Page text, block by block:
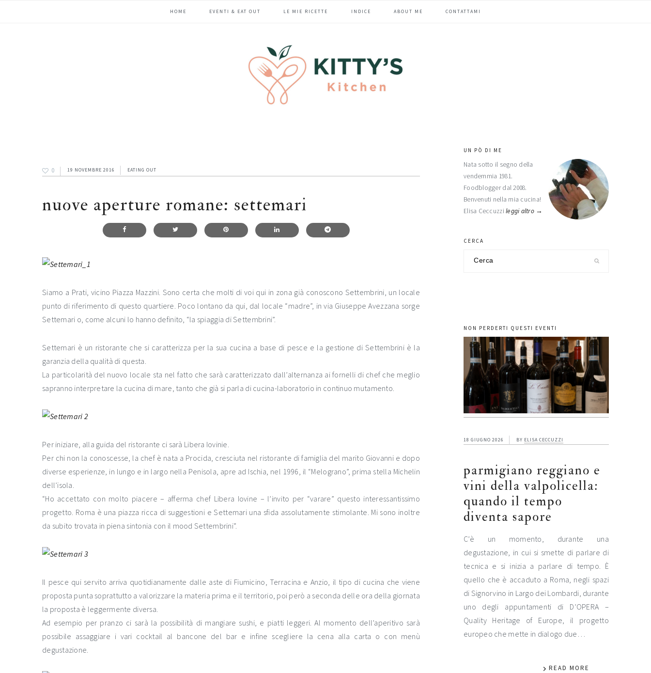
HOME EVENTI & EAT OUT LE MIE RICETTE INDICE ABOUT ME CONTATTAMI
0 19 NOVEMBRE 2016 EATING OUT
nuove aperture romane: settemari
Siamo a Prati, vicino Piazza Mazzini. Sono certa che molti di voi qui in zona già conoscono Settembrini, un locale
punto di riferimento di questo quartiere. Poco lontano da qui, dal locale “madre”, in via Giuseppe Avezzana sorge
Settemari o, come alcuni lo hanno definito, “la spiaggia di Settembrini”.
Settemari è un ristorante che si caratterizza per la sua cucina a base di pesce e la gestione di Settembrini è la
garanzia della qualità di questa.
La particolarità del nuovo locale sta nel fatto che sarà caratterizzato dall’alternanza ai fornelli di chef che meglio
sapranno interpretare la cucina di mare, tanto che già si parla di cucina-laboratorio in continuo mutamento.
Per iniziare, alla guida del ristorante ci sarà Libera Iovinie.
Per chi non la conoscesse, la chef è nata a Procida, cresciuta nel ristorante di famiglia del marito Giovanni e dopo
diverse esperienze, in lungo e in largo nella Penisola, apre ad Ischia, nel 1996, il “Melograno”, prima stella Michelin
dell’isola.
“Ho accettato con molto piacere – afferma chef Libera Iovine – l’invito per “varare” questo interessantissimo
progetto. Roma è una piazza ricca di suggestioni e Settemari una sfida assolutamente stimolante. Mi sono inoltre
da subito trovata in piena sintonia con il mood Settembrini”.
Il pesce qui servito arriva quotidianamente dalle aste di Fiumicino, Terracina e Anzio, il tipo di cucina che viene
proposta punta soprattutto a valorizzare la materia prima e il territorio, poi però a seconda delle ora della giornata
la proposta è leggermente diversa.
Ad esempio per pranzo ci sarà la possibilità di mangiare sushi, e piatti leggeri. Al momento dell’aperitivo sarà
possibile assaggiare i vari cocktail al bancone del bar e infine scegliere la cena alla carta o con menù
degustazione.
barra
laterale
primaria
UN PÒ DI ME
Nata sotto il segno della
vendemmia 1981.
Foodblogger dal 2008.
Benvenuti nella mia cucina!
Elisa Ceccuzzileggi altro →
CERCA
NON PERDERTI QUESTI EVENTI
18 GIUGNO 2026 BY ELISA CECCUZZI
parmigiano reggiano e
vini della valpolicella:
quando il tempo
diventa sapore
C’è un momento, durante una
degustazione, in cui si smette di parlare di
tecnica e si inizia a parlare di tempo. È
quello che è accaduto a Roma, negli spazi
di Signorvino in Largo dei Lombardi, durante
uno degli appuntamenti di D’OPERA –
Quality Heritage of Europe, il progetto
europeo che mette in dialogo due…
READ MORE